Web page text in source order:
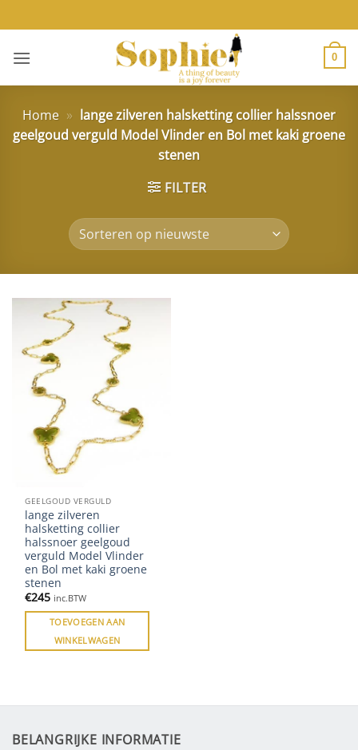
naar
inhoud
0
Home » lange zilveren halsketting collier halssnoer
geelgoud verguld Model Vlinder en Bol met kaki groene
stenen
FILTER
GEELGOUD VERGULD
lange zilveren
halsketting collier
halssnoer geelgoud
verguld Model Vlinder
en Bol met kaki groene
stenen
€245 inc.BTW
TOEVOEGEN AAN
WINKELWAGEN
BELANGRIJKE INFORMATIE